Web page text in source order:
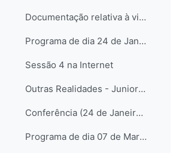
Documentação relativa à visita ao DCMat
Programa de dia 24 de Janeiro de 2009
Sessão 4 na Internet
Outras Realidades - Juniores
Conferência (24 de Janeiro de 2009) - Resumo
Programa de dia 07 de Março de 2009